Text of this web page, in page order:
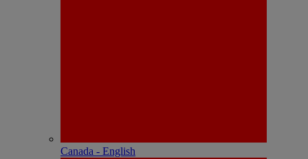
Canada - English